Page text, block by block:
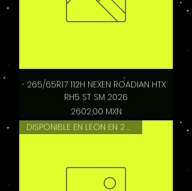
265/65R17 112H NEXEN ROADIAN HTX
RH5 ST SM 2026
Precio
2602,00 MXN
DISPONIBLE EN LEON EN 2 HRS